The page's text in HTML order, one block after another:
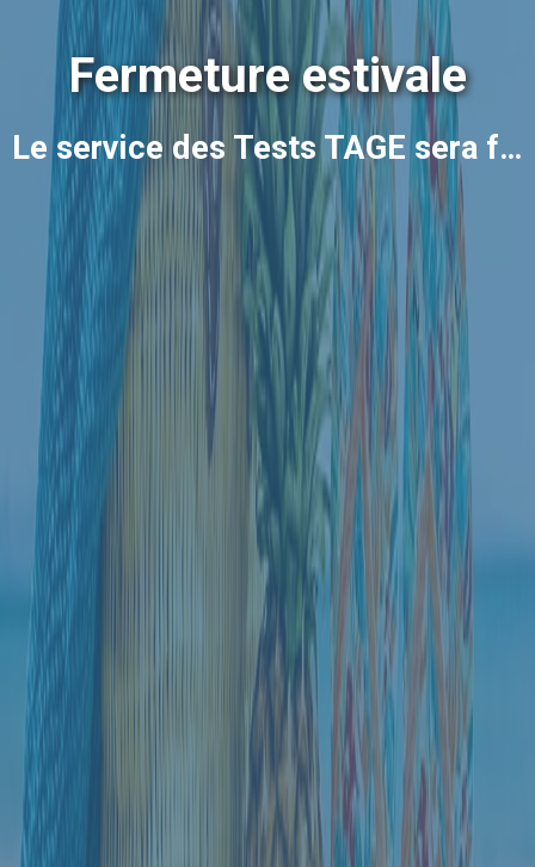
Fermeture estivale
Le service des Tests TAGE sera fermé du 24 juillet au 24 août 2026.